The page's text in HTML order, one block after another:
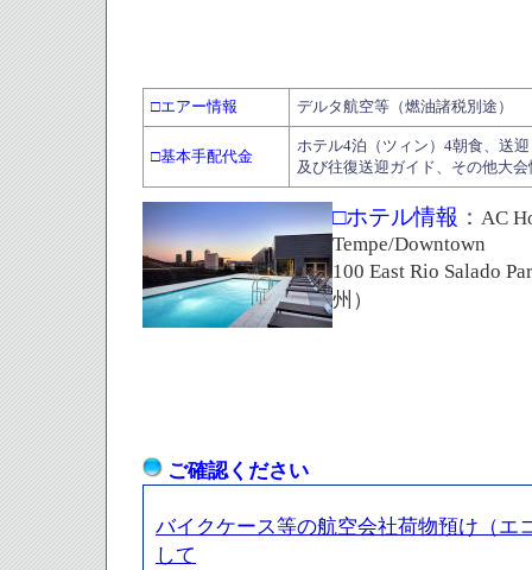
□エアー情報 デルタ航空等（燃油諸税別途）
□基本手配代金
ホテル4泊（ツィン）4朝食、送
及び往復送迎ガイド、その他大会
□ホテル情報 ： AC
Tempe/Downtown
100 East Rio Salado
州）
ご確認ください
バイクケース等の航空会社荷物預け（エ
して